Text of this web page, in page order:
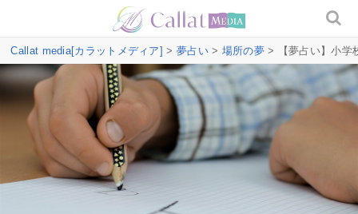
Callat media[カラットメディア] > 夢占い> 場所の夢> 【夢占い】小学